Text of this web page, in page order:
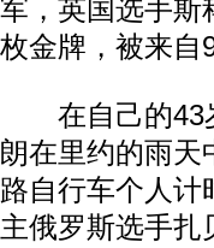
军，英国选手斯
枚金牌，被来自
在自己的43岁
朗在里约的雨天
路自行车个人计
主俄罗斯选手扎